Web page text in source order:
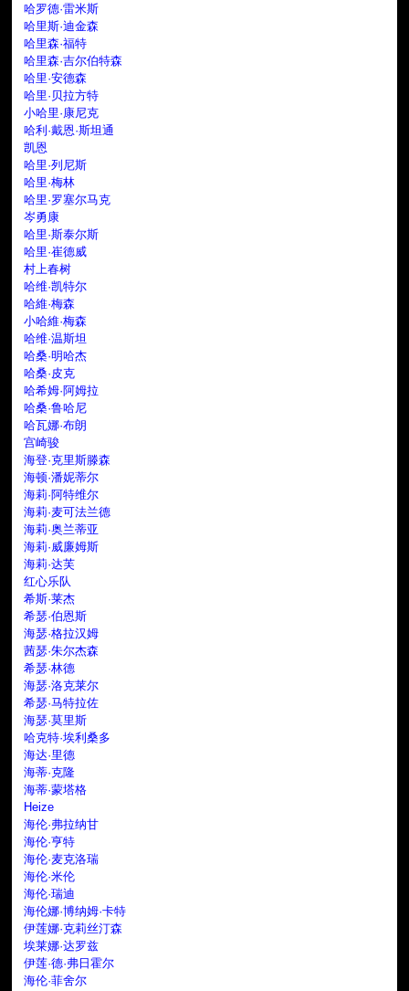
哈罗德·雷米斯
哈里斯·迪金森
哈里森·福特
哈里森·吉尔伯特森
哈里·安德森
哈里·贝拉方特
小哈里·康尼克
哈利·戴恩·斯坦通
凯恩
哈里·列尼斯
哈里·梅林
哈里·罗塞尔马克
岑勇康
哈里·斯泰尔斯
哈里·崔德威
村上春树
哈维·凯特尔
哈維·梅森
小哈維·梅森
哈维·温斯坦
哈桑·明哈杰
哈桑·皮克
哈希姆·阿姆拉
哈桑·鲁哈尼
哈瓦娜·布朗
宫崎骏
海登·克里斯滕森
海顿·潘妮蒂尔
海莉·阿特维尔
海莉·麦可法兰德
海莉·奥兰蒂亚
海莉·威廉姆斯
海莉·达芙
红心乐队
希斯·莱杰
希瑟·伯恩斯
海瑟·格拉汉姆
茜瑟·朱尔杰森
希瑟·林德
海瑟·洛克莱尔
希瑟·马特拉佐
海瑟·莫里斯
哈克特·埃利桑多
海达·里德
海蒂·克隆
海蒂·蒙塔格
Heize
海伦·弗拉纳甘
海伦·亨特
海伦·麦克洛瑞
海伦·米伦
海伦·瑞迪
海伦娜·博纳姆·卡特
伊莲娜·克莉丝汀森
埃莱娜·达罗兹
伊莲·德·弗日霍尔
海伦·菲舍尔